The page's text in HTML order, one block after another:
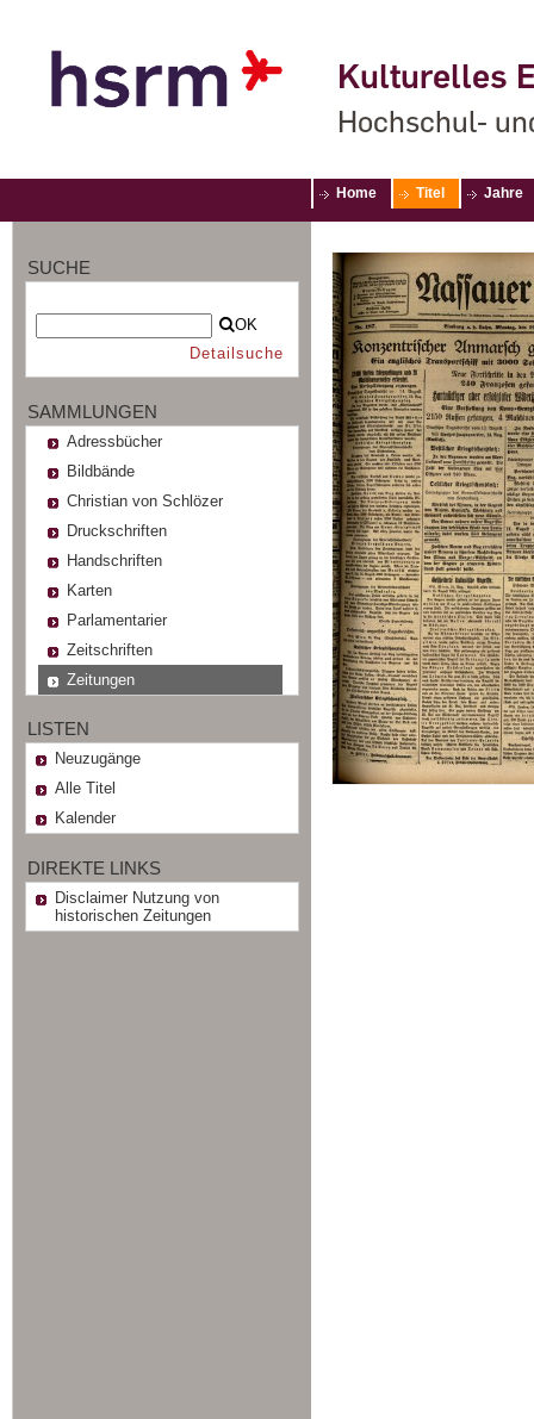
Kulturelles
Hochschul-
Home Titel Jahre
SUCHE
OK
Detailsuche
SAMMLUNGEN
Adressbücher
Bildbände
Christian von Schlözer
Druckschriften
Handschriften
Karten
Parlamentarier
Zeitschriften
Zeitungen
LISTEN
Neuzugänge
Alle Titel
Kalender
DIREKTE LINKS
Disclaimer Nutzung von
historischen Zeitungen